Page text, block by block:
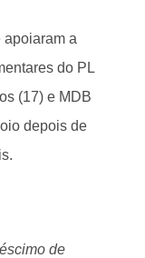
a
do PL
(17) e MDB
depois de
de